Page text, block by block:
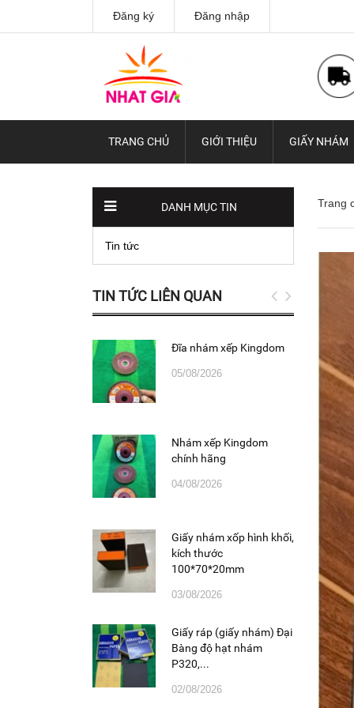
Đăng ký Đăng nhập
TRANG CHỦ GIỚI THIỆU GIẤY NHÁM
Trang
DANH MỤC TIN
Tin tức
TIN TỨC LIÊN QUAN
Đĩa nhám xếp Kingdom
05/08/2026
Nhám xếp Kingdom
chính hãng
04/08/2026
Giấy nhám xốp hình khối,
kích thước
100*70*20mm
03/08/2026
Giấy ráp (giấy nhám) Đại
Bàng độ hạt nhám
P320,...
02/08/2026